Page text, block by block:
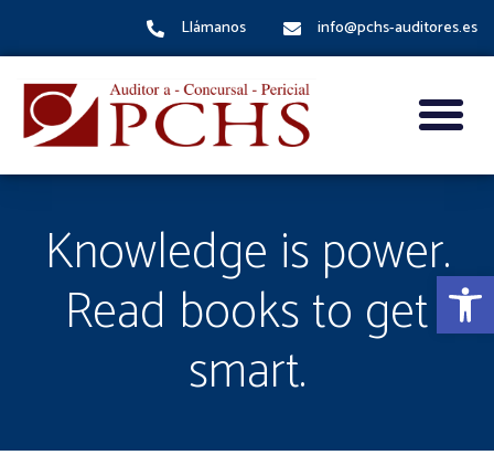
Abrir
Llámanos info@pchs-auditores.es
Knowledge is power.
Read books to get
smart.